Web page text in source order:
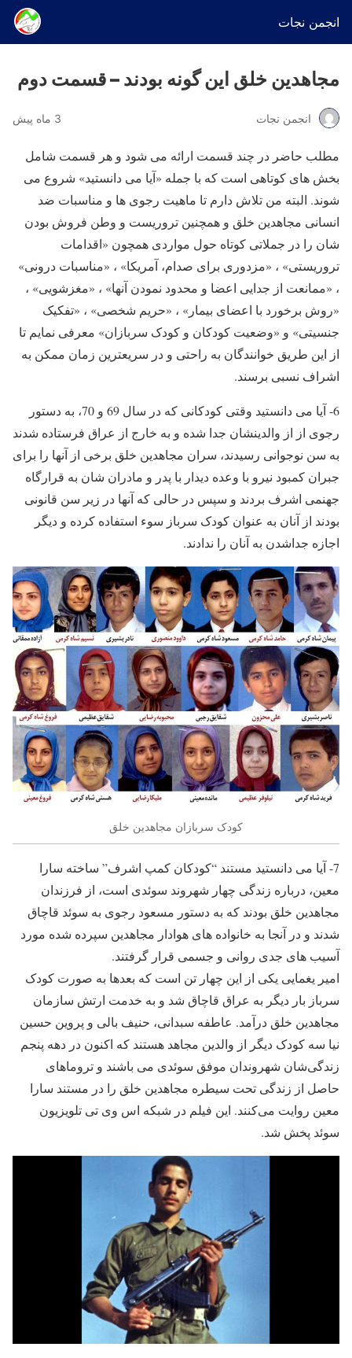
انجمن نجات
مجاهدین خلق این گونه بودند – قسمت دوم
انجمن نجات 3 ماه پیش
مطلب حاضر در چند قسمت ارائه می شود و هر قسمت شامل
بخش های کوتاهی است که با جمله «آیا می دانستید» شروع می
شوند. البته من تلاش دارم تا ماهیت رجوی ها و مناسبات ضد
انسانی مجاهدین خلق و همچنین تروریست و وطن فروش بودن
شان را در جملاتی کوتاه حول مواردی همچون «اقدامات
تروریستی» ، «مزدوری برای صدام، آمریکا» ، «مناسبات درونی»
، «ممانعت از جدایی اعضا و محدود نمودن آنها» ، «مغزشویی» ،
«روش برخورد با اعضای بیمار» ، «حریم شخصی» ، «تفکیک
جنسیتی» و «وضعیت کودکان و کودک سربازان» معرفی نمایم تا
از این طریق خوانندگان به راحتی و در سریعترین زمان ممکن به
اشراف نسبی برسند.
6- آیا می دانستید وقتی کودکانی که در سال 69 و 70، به دستور
رجوی از از والدینشان جدا شده و به خارج از عراق فرستاده شدند
به سن نوجوانی رسیدند، سران مجاهدین خلق برخی از آنها را برای
جبران کمبود نیرو با وعده دیدار با پدر و مادران شان به قرارگاه
جهنمی اشرف بردند و سپس در حالی که آنها در زیر سن قانونی
بودند از آنان به عنوان کودک سرباز سوء استفاده کرده و دیگر
اجازه جداشدن به آنان را ندادند.
کودک سربازان مجاهدین خلق
7- آیا می دانستید مستند “کودکان کمپ اشرف” ساخته سارا
معین، درباره زندگی چهار شهروند سوئدی است، از فرزندان
مجاهدین خلق بودند که به دستور مسعود رجوی به سوئد قاچاق
شدند و در آنجا به خانواده های هوادار مجاهدین سپرده شده مورد
آسیب های جدی روانی و جسمی قرار گرفتند.
امیر یغمایی یکی از این چهار تن است که بعدها به صورت کودک
سرباز بار دیگر به عراق قاچاق شد و به خدمت ارتش سازمان
مجاهدین خلق درآمد. عاطفه سبدانی، حنیف بالی و پروین حسین
نیا سه کودک دیگر از والدین مجاهد هستند که اکنون در دهه پنجم
زندگی‌شان شهروندان موفق سوئدی می باشند و تروماهای
حاصل از زندگی تحت سیطره مجاهدین خلق را در مستند سارا
معین روایت می‌کنند. این فیلم در شبکه اس وی تی تلویزیون
سوئد پخش شد.